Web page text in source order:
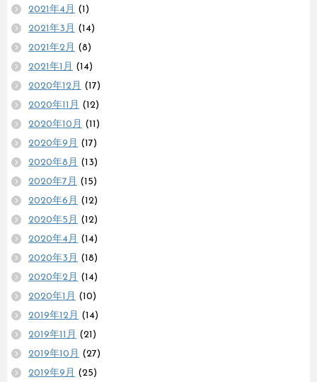
2021年4月 (1)
2021年3月 (14)
2021年2月 (8)
2021年1月 (14)
2020年12月 (17)
2020年11月 (12)
2020年10月 (11)
2020年9月 (17)
2020年8月 (13)
2020年7月 (15)
2020年6月 (12)
2020年5月 (12)
2020年4月 (14)
2020年3月 (18)
2020年2月 (14)
2020年1月 (10)
2019年12月 (14)
2019年11月 (21)
2019年10月 (27)
2019年9月 (25)